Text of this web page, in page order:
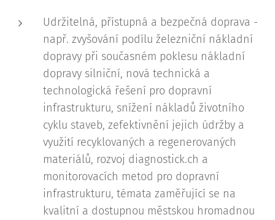
Udržitelná, přístupná a bezpečná doprava -
např. zvyšování podílu železniční nákladní
dopravy při současném poklesu nákladní
dopravy silniční, nová technická a
technologická řešení pro dopravní
infrastrukturu, snížení nákladů životního
cyklu staveb, zefektivnění jejich údržby a
využití recyklovaných a regenerovaných
materiálů, rozvoj diagnostick.ch a
monitorovacích metod pro dopravní
infrastrukturu, témata zaměřující se na
kvalitní a dostupnou městskou hromadnou